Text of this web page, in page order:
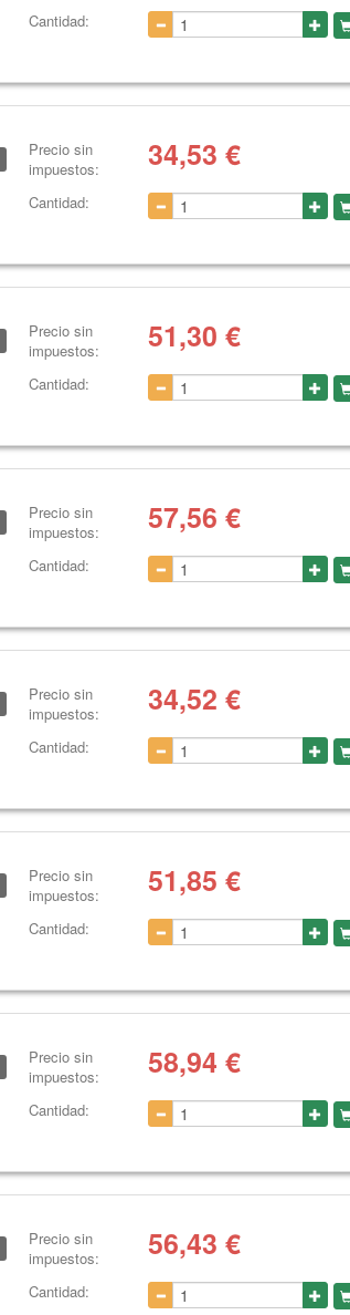
Cantidad:
Precio sin
impuestos:
34,53 €
Cantidad:
Precio sin
impuestos:
51,30 €
Cantidad:
Precio sin
impuestos:
57,56 €
Cantidad:
Precio sin
impuestos:
34,52 €
Cantidad:
Precio sin
impuestos:
51,85 €
Cantidad:
Precio sin
impuestos:
58,94 €
Cantidad:
Precio sin
impuestos:
56,43 €
Cantidad: